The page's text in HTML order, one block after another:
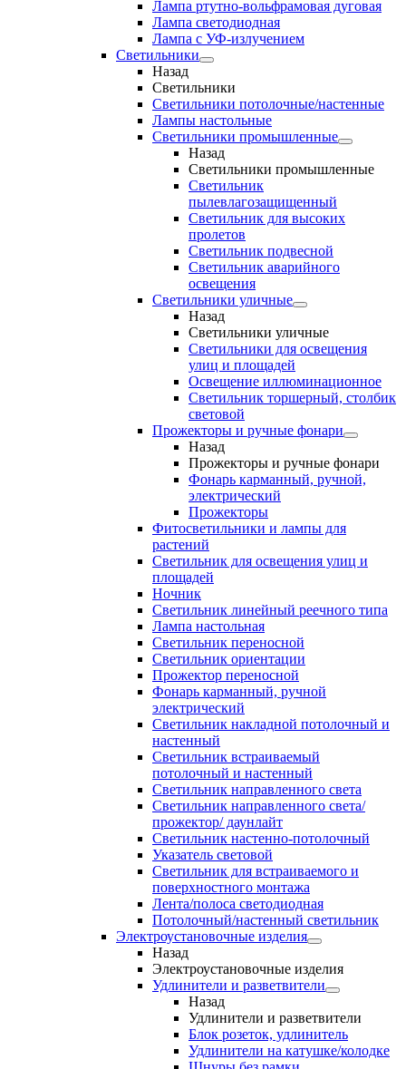
Лампа ртутно-вольфрамовая дуговая
Лампа светодиодная
Лампа с УФ-излучением
Светильники
Назад
Светильники
Светильники потолочные/настенные
Лампы настольные
Светильники промышленные
Назад
Светильники промышленные
Светильник
пылевлагозащищенный
Светильник для высоких
пролетов
Светильник подвесной
Светильник аварийного
освещения
Светильники уличные
Назад
Светильники уличные
Светильники для освещения
улиц и площадей
Освещение иллюминационное
Светильник торшерный, столбик
световой
Прожекторы и ручные фонари
Назад
Прожекторы и ручные фонари
Фонарь карманный, ручной,
электрический
Прожекторы
Фитосветильники и лампы для
растений
Светильник для освещения улиц и
площадей
Ночник
Светильник линейный реечного типа
Лампа настольная
Светильник переносной
Светильник ориентации
Прожектор переносной
Фонарь карманный, ручной
электрический
Светильник накладной потолочный и
настенный
Светильник встраиваемый
потолочный и настенный
Светильник направленного света
Светильник направленного света/
прожектор/ даунлайт
Светильник настенно-потолочный
Указатель световой
Светильник для встраиваемого и
поверхностного монтажа
Лента/полоса светодиодная
Потолочный/настенный светильник
Электроустановочные изделия
Назад
Электроустановочные изделия
Удлинители и разветвители
Назад
Удлинители и разветвители
Блок розеток, удлинитель
Удлинители на катушке/колодке